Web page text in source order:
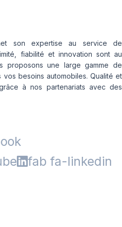
son expertise au service de
fiabilité et innovation sont au
proposons une large gamme de
besoins automobiles. Qualité et
à nos partenariats avec des
fab fa-linkedin